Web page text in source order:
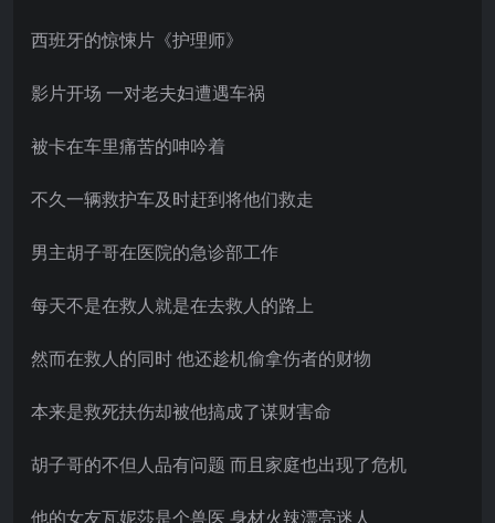
西班牙的惊悚片《护理师》
影片开场 一对老夫妇遭遇车祸
被卡在车里痛苦的呻吟着
不久一辆救护车及时赶到将他们救走
男主胡子哥在医院的急诊部工作
每天不是在救人就是在去救人的路上
然而在救人的同时 他还趁机偷拿伤者的财物
本来是救死扶伤却被他搞成了谋财害命
胡子哥的不但人品有问题 而且家庭也出现了危机
他的女友瓦妮莎是个兽医 身材火辣漂亮迷人